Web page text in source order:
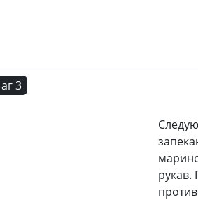
3
рукав.